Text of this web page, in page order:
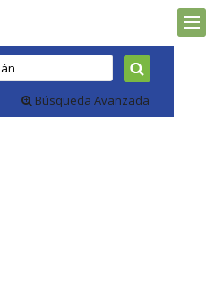
Búsqueda Avanzada